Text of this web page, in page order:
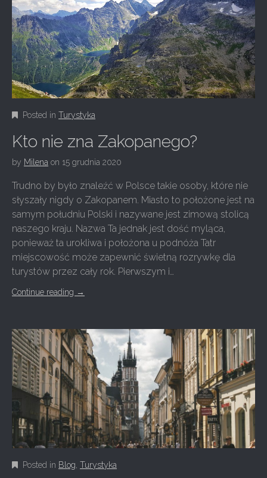
Posted in Turystyka
Kto nie zna Zakopanego?
by Milena on 15 grudnia 2020
Trudno by było znaleźć w Polsce takie osoby, które nie
słyszały nigdy o Zakopanem. Miasto to położone jest na
samym południu Polski i nazywane jest zimową stolicą
naszego kraju. Nazwa Ta jednak jest dość myląca,
ponieważ ta urokliwa i położona u podnóża Tatr
miejscowość może zapewnić świetną rozrywkę dla
turystów przez cały rok. Pierwszym i…
Continue reading →
Posted in Blog Turystyka